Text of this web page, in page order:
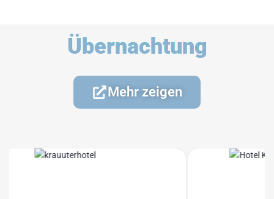
Übernachtung
Mehr zeigen